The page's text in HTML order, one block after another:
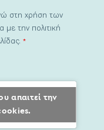
στη χρήση των
την πολιτική
*
απαιτεί την